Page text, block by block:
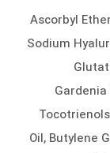
Ascorbyl
Sodium
Oil, Butylene